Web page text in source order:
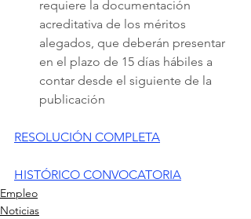
requiere la documentación
acreditativa de los méritos
alegados, que deberán presentar
en el plazo de 15 días hábiles a
contar desde el siguiente de la
publicación
RESOLUCIÓN COMPLETA
HISTÓRICO CONVOCATORIA
Empleo
Noticias